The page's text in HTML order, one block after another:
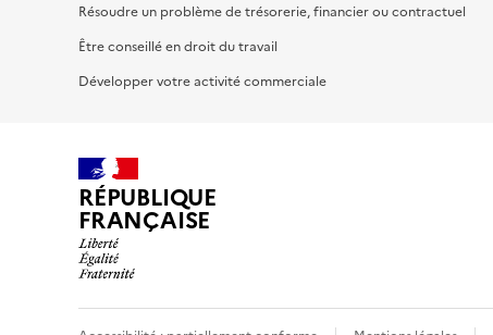
Résoudre un problème de trésorerie, financier ou contractuel
Être conseillé en droit du travail
Développer votre activité commerciale
RÉPUBLIQUE
FRANÇAISE